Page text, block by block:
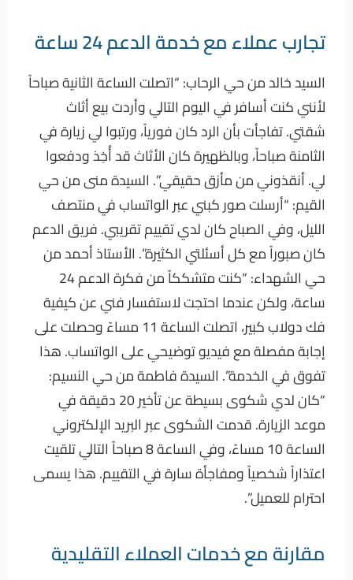
تجارب عملاء مع خدمة الدعم 24 ساعة
السيد خالد من حي الرحاب: “اتصلت الساعة الثانية صباحاً
لأنني كنت أسافر في اليوم التالي وأردت بيع أثاث
شقتي. تفاجأت بأن الرد كان فورياً، ورتبوا لي زيارة في
الثامنة صباحاً، وبالظهيرة كان الأثاث قد أُخِذ ودفعوا
لي. أنقذوني من مأزق حقيقي”. السيدة منى من حي
القيم: “أرسلت صور كبني عبر الواتساب في منتصف
الليل، وفي الصباح كان لدي تقييم تقريبي. فريق الدعم
كان صبوراً مع كل أسئلتي الكثيرة”. الأستاذ أحمد من
حي الشهداء: “كنت متشككاً من فكرة الدعم 24
ساعة، ولكن عندما احتجت لاستفسار فني عن كيفية
فك دولاب كبير، اتصلت الساعة 11 مساءً وحصلت على
إجابة مفصلة مع فيديو توضيحي على الواتساب. هذا
تفوق في الخدمة”. السيدة فاطمة من حي النسيم:
“كان لدي شكوى بسيطة عن تأخير 20 دقيقة في
موعد الزيارة. قدمت الشكوى عبر البريد الإلكتروني
الساعة 10 مساءً، وفي الساعة 8 صباحاً التالي تلقيت
اعتذاراً شخصياً ومفاجأة سارة في التقييم. هذا يسمى
احترام للعميل”.
مقارنة مع خدمات العملاء التقليدية